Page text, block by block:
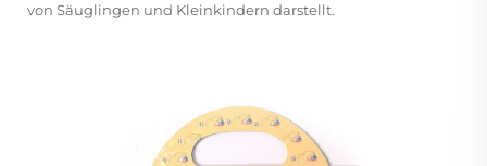
von Säuglingen und Kleinkindern darstellt.